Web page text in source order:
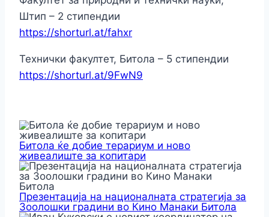
Штип – 2 стипендии
https://shorturl.at/fahxr
Технички факултет, Битола – 5 стипендии
https://shorturl.at/9FwN9
Битола ќе добие терариум и ново
живеалиште за копитари
Презентација на националната стратегија за
Зоолошки градини во Кино Манаки Битола